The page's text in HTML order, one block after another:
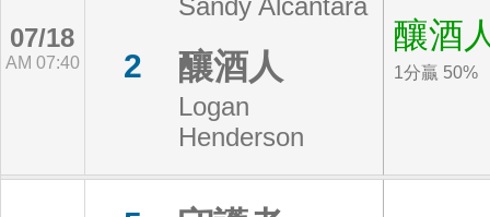
07/18
AM 07:40
Sandy Alcantara
2 釀酒人
Logan
Henderson
釀酒
1分贏 50%